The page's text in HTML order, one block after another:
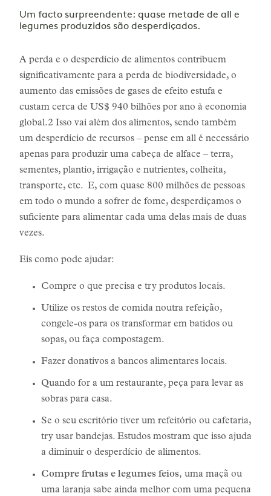
Um facto surpreendente: quase metade de all e
legumes produzidos são desperdiçados.
A perda e o desperdício de alimentos contribuem
significativamente para a perda de biodiversidade, o
aumento das emissões de gases de efeito estufa e
custam cerca de US$ 940 bilhões por ano à economia
global.2 Isso vai além dos alimentos, sendo também
um desperdício de recursos – pense em all é necessário
apenas para produzir uma cabeça de alface – terra,
sementes, plantio, irrigação e nutrientes, colheita,
transporte, etc. E, com quase 800 milhões de pessoas
em todo o mundo a sofrer de fome, desperdiçamos o
suficiente para alimentar cada uma delas mais de duas
vezes.
Eis como pode ajudar:
Compre o que precisa e try produtos locais.
Utilize os restos de comida noutra refeição,
congele-os para os transformar em batidos ou
sopas, ou faça compostagem.
Fazer donativos a bancos alimentares locais.
Quando for a um restaurante, peça para levar as
sobras para casa.
Se o seu escritório tiver um refeitório ou cafetaria,
try usar bandejas. Estudos mostram que isso ajuda
a diminuir o desperdício de alimentos.
Compre frutas e legumes feios, uma maçã ou
uma laranja sabe ainda melhor com uma pequena